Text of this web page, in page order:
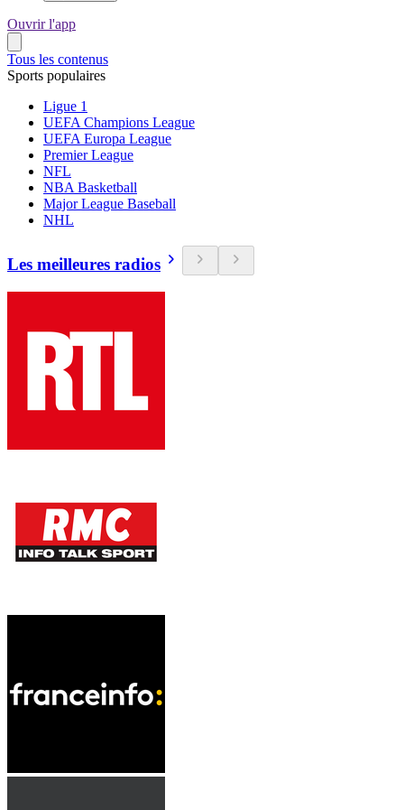
Ouvrir l'app
Tous les contenus
Sports populaires
Ligue 1
UEFA Champions League
UEFA Europa League
Premier League
NFL
NBA Basketball
Major League Baseball
NHL
Les meilleures radios